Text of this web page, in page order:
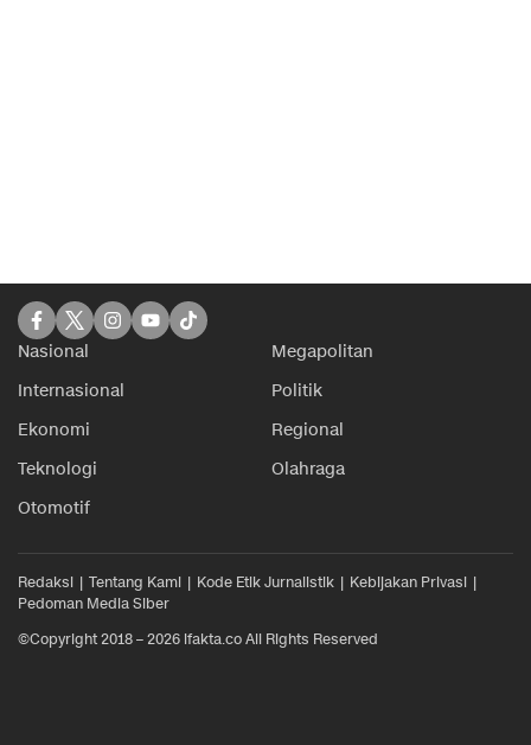
Nasional
Megapolitan
Internasional
Politik
Ekonomi
Regional
Teknologi
Olahraga
Otomotif
Redaksi Tentang Kami Kode Etik Jurnalistik
Kebijakan Privasi
Pedoman Media Siber
©Copyright 2018 – 2026 ifakta.co All Rights Reserved